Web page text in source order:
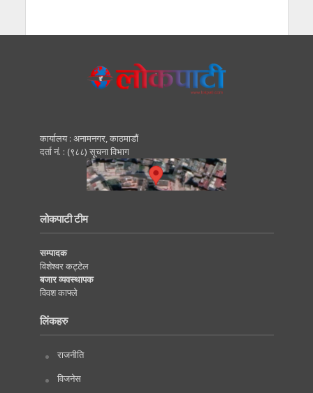
कार्यालय : अनामनगर, काठमाडाैं
दर्ता नं. : (९८८) सूचना विभाग
लोकपाटी टीम
सम्पादक
विशेश्वर कट्टेल
बजार व्यवस्थापक
विवश काफ्ले
लिंकहरु
राजनीति
विजनेस